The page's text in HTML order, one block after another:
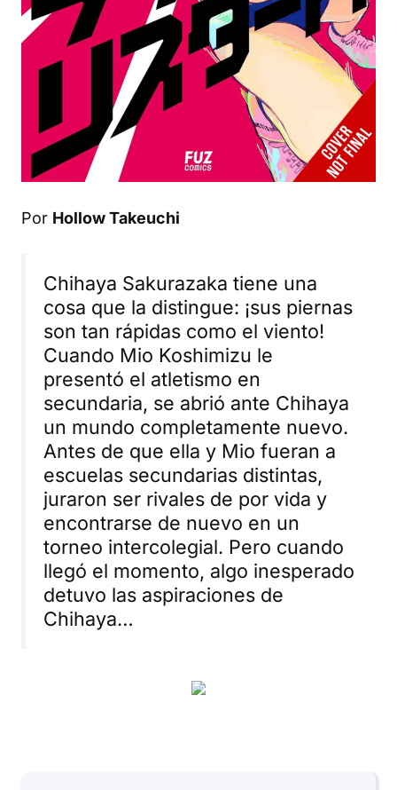
Por Hollow Takeuchi
Chihaya Sakurazaka tiene una
cosa que la distingue: ¡sus piernas
son tan rápidas como el viento!
Cuando Mio Koshimizu le
presentó el atletismo en
secundaria, se abrió ante Chihaya
un mundo completamente nuevo.
Antes de que ella y Mio fueran a
escuelas secundarias distintas,
juraron ser rivales de por vida y
encontrarse de nuevo en un
torneo intercolegial. Pero cuando
llegó el momento, algo inesperado
detuvo las aspiraciones de
Chihaya…